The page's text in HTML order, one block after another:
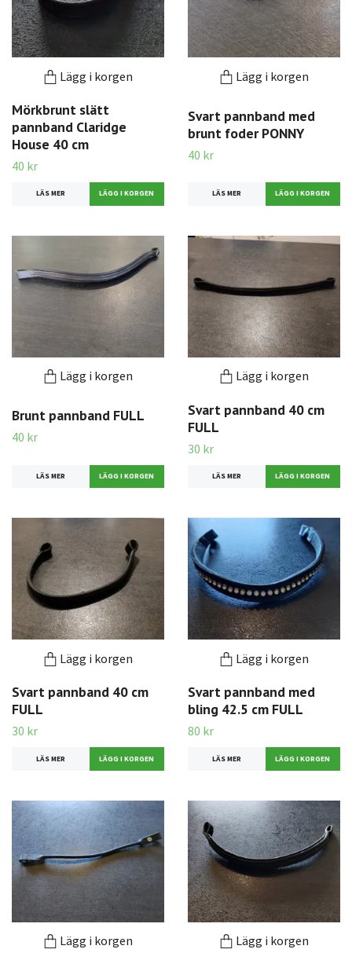
Lägg i korgen
Mörkbrunt slätt
pannband Claridge
House 40 cm
40 kr
LÄS MER
Lägg i korgen
Svart pannband med
brunt foder PONNY
40 kr
LÄS MER
Lägg i korgen
Brunt pannband FULL
40 kr
LÄS MER
Lägg i korgen
Svart pannband 40 cm
FULL
30 kr
LÄS MER
Lägg i korgen
Svart pannband 40 cm
FULL
30 kr
LÄS MER
Lägg i korgen
Svart pannband med
bling 42.5 cm FULL
80 kr
LÄS MER
Lägg i korgen Lägg i korgen